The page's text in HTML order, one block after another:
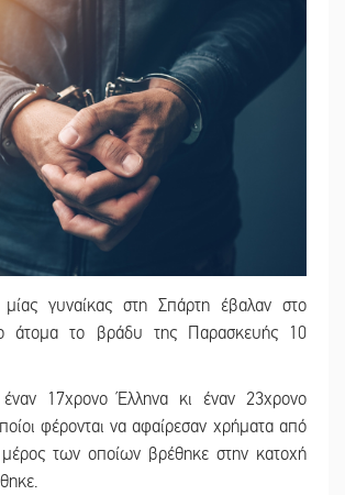
γυναίκας στη Σπάρτη έβαλαν στο
άτομα το βράδυ της Παρασκευής 10
έναν 17χρονο Έλληνα κι έναν 23χρονο
φέρονται να αφαίρεσαν χρήματα από
των οποίων βρέθηκε στην κατοχή